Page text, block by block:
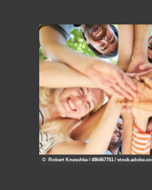
© Robert Kneschke / 486467751 /